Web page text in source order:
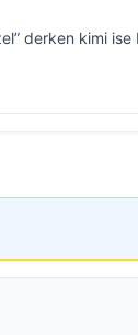
derken kimi